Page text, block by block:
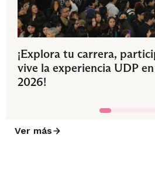
¡Explora tu carrera,
vive la experiencia UDP
2026!
Ver más